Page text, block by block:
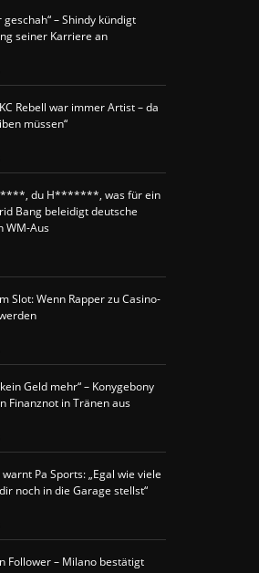
geschah“ – Shindy kündigt
seiner Karriere an
Rebell war immer Artist – da
müssen“
****, du H*******, was für ein
Bang beleidigt deutsche
WM-Aus
Slot: Wenn Rapper zu Casino-
Geld mehr“ – Konygebony
Finanznot in Tränen aus
Pa Sports: „Egal wie viele
noch in die Garage stellst“
Follower – Milano bestätigt